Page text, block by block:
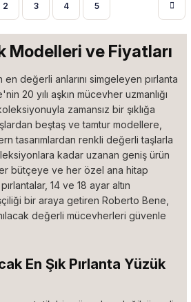
2 3 4 5
Modelleri ve Fiyatları
en değerli anlarını simgeleyen pırlanta
20 yılı aşkın mücevher uzmanlığı
zamansız bir şıklığa
beştaş ve tamtur modellere,
tasarımlardan renkli değerli taşlarla
kadar uzanan geniş ürün
bütçeye ve her özel ana hitap
14 ve 18 ayar altın
bir araya getiren Roberto Bene,
değerli mücevherleri güvenle
En Şık Pırlanta Yüzük